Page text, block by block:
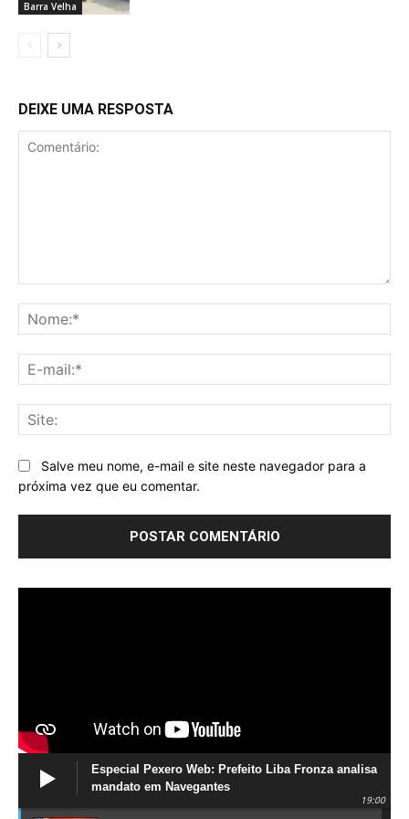
Barra Velha
DEIXE UMA RESPOSTA
Salve meu nome, e-mail e site neste navegador para a
próxima vez que eu comentar.
Especial Pexero Web: Prefeito Liba Fronza analisa
mandato em Navegantes
19:00